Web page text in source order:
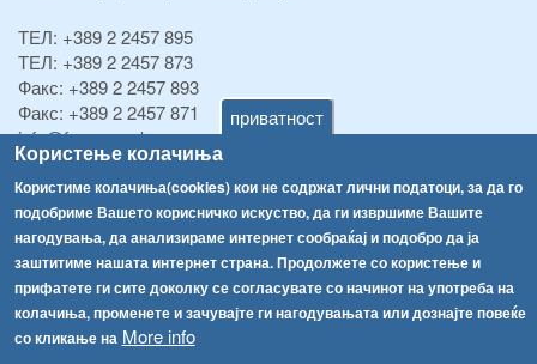
приватност
Користење колачиња
Користиме колачиња(cookies) кои не содржат лични податоци, за да го
подобриме Вашето корисничко искуство, да ги извршиме Вашите
нагодувања, да анализираме интернет сообраќај и подобро да ја
заштитиме нашата интернет страна. Продолжете со користење и
прифатете ги сите доколку се согласувате со начинот на употреба на
колачиња, променете и зачувајте ги нагодувањата или дознајте повеќе
со кликање на More info
ТЕЛ: +389 2 2457 895
ТЕЛ: +389 2 2457 873
Факс: +389 2 2457 893
Факс: +389 2 2457 871
info@fva.gov.mk
[АХВ-претходна страна]
Соопштенија
Република Бугарија ги засили официјалните контроли при увоз на свежо овошје и зеленчук
Високите температури ризик од труење со храна, опасни се и за животните
Водата во Гостивар може да се користи како техничка, продолжува испораката на флаширана вода
Навигација
Архива
Регистри
Обрасци